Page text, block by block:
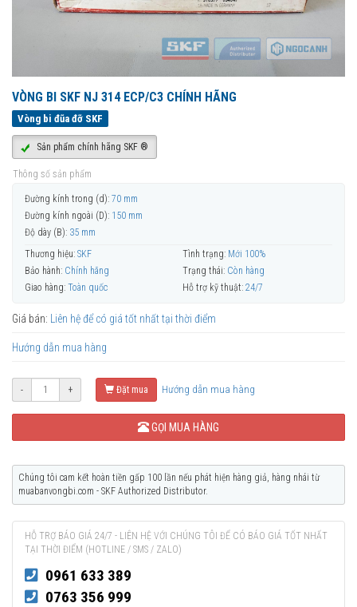
VÒNG BI SKF NJ 314 ECP/C3 CHÍNH HÃNG
Vòng bi đũa đỡ SKF
Sản phẩm chính hãng SKF ®
Thông số sản phẩm
Đường kính trong (d): 70 mm
Đường kính ngoài (D): 150 mm
Độ dày (B): 35 mm
Thương hiệu: SKF Tình trạng: Mới 100%
Bảo hành: Chính hãng Trạng thái: Còn hàng
Giao hàng: Toàn quốc Hỗ trợ kỹ thuật: 24/7
Giá bán: Liên hệ để có giá tốt nhất tại thời điểm
Hướng dẫn mua hàng
- + Đặt mua Hướng dẫn mua hàng
GỌI MUA HÀNG
Chúng tôi cam kết hoàn tiền gấp 100 lần nếu phát hiện hàng giả, hàng nhái từ
muabanvongbi.com - SKF Authorized Distributor.
HỖ TRỢ BÁO GIÁ 24/7 - LIÊN HỆ VỚI CHÚNG TÔI ĐỂ CÓ BÁO GIÁ TỐT NHẤT
TẠI THỜI ĐIỂM (HOTLINE / SMS / ZALO)
0961 633 389
0763 356 999